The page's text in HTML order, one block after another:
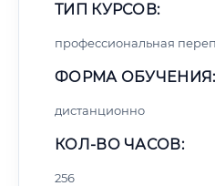
ТИП КУРСОВ:
профессиональная
ФОРМА ОБУЧЕНИЯ:
дистанционно
КОЛ-ВО ЧАСОВ:
256